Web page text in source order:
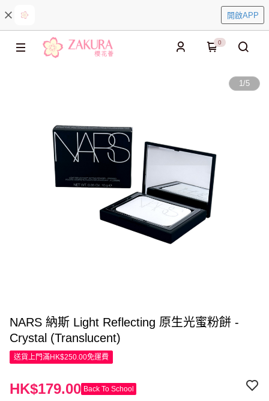
開啟APP
0
1/5
NARS 納斯 Light Reflecting 原生光蜜粉餅 -
Crystal (Translucent)
送貨上門滿HK$250.00免運費
HK$179.00 Back To School